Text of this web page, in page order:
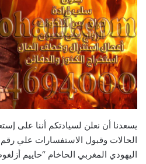
يسعدنا أن نعلن لسيادتكم أننا على
الحالات وقبول الاستفسارات علي
اليهودي المغربي الحاخام “حاييم